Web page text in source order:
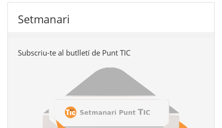
Setmanari
Subscriu-te al butlletí de Punt TIC